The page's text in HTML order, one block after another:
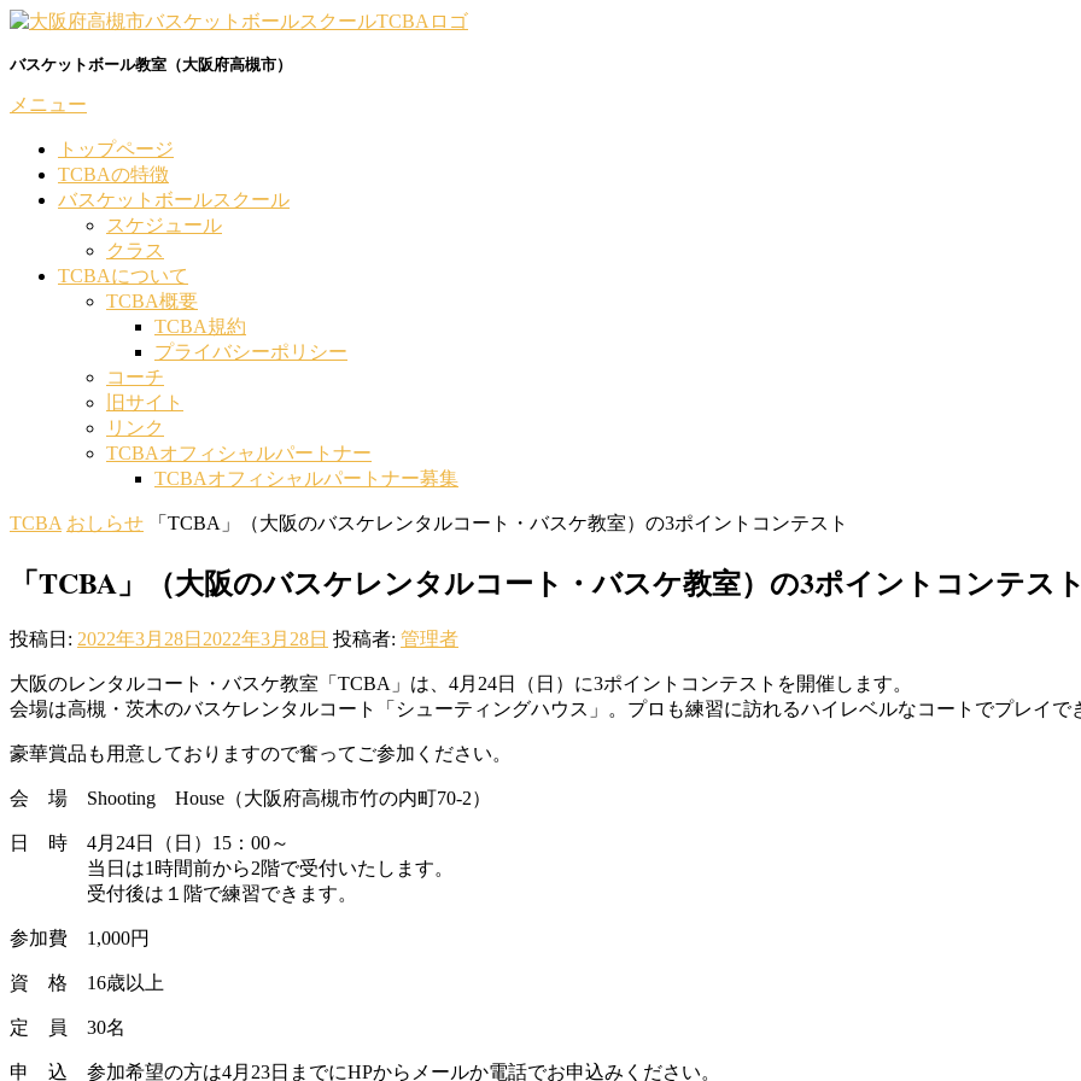
コ
テ
ン
バスケットボール教室（大阪府高槻市）
メニュー
トップページ
TCBAの特徴
バスケットボールスクール
スケジュール
クラス
TCBAについて
TCBA概要
TCBA規約
プライバシーポリシー
コーチ
旧サイト
リンク
TCBAオフィシャルパートナー
TCBAオフィシャルパートナー募集
TCBA おしらせ 「TCBA」（大阪のバスケレンタルコート・バスケ教室）の3ポイントコンテスト
「TCBA」（大阪のバスケレンタルコート・バスケ教室）の3ポイントコンテスト
投稿日: 2022年3月28日 2022年3月28日 投稿者: 管理者
大阪のレンタルコート・バスケ教室「TCBA」は、4月24日（日）に3ポイントコンテストを開催します。
会場は高槻・茨木のバスケレンタルコート「シューティングハウス」。プロも練習に訪れるハイレベルなコートでプレイで
豪華賞品も用意しておりますので奮ってご参加ください。
会 場 Shooting House（大阪府高槻市竹の内町70-2）
日 時 4月24日（日）15：00～
当日は1時間前から2階で受付いたします。
受付後は１階で練習できます。
参加費 1,000円
資 格 16歳以上
定 員 30名
申 込 参加希望の方は4月23日までにHPからメールか電話でお申込みください。